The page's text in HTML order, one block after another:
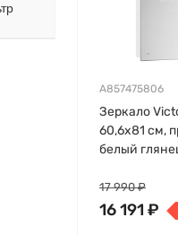
A857475806
Зеркало
60,6х81 см,
белый
16 191 ₽
17 990 ₽